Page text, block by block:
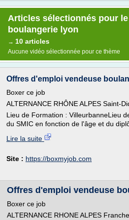
Articles sélectionnés pour
boulangerie lyon
→ 10 articles
Aucune vidéo sélectionnée pour ce thème
Offres d'emploi vendeuse
Boxer ce job
ALTERNANCE RHÔNE ALPES Saint-
Lieu de Formation : VilleurbanneLieu
du SMIC en fonction de l'âge et du
Lire la suite
Site : https://boxmyjob.com
Offres d'emploi vendeuse
Boxer ce job
ALTERNANCE RHONE ALPES